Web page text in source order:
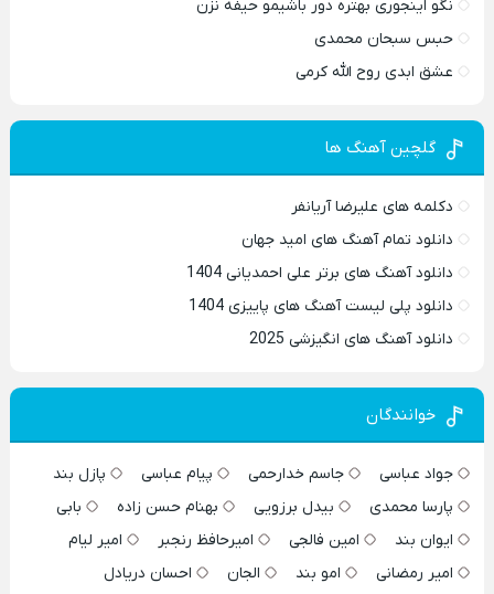
نگو اینجوری بهتره دور باشیمو حیفه نزن
حبس سبحان محمدی
عشق ابدی روح الله کرمی
گلچین آهنگ ها
دکلمه های علیرضا آریانفر
دانلود تمام آهنگ های امید جهان
دانلود آهنگ های برتر علی احمدیانی 1404
دانلود پلی لیست آهنگ های پاییزی 1404
دانلود آهنگ های انگیزشی 2025
خوانندگان
جواد عباسی جاسم خدارحمی پیام عباسی
پازل بند
پارسا محمدی
بیدل برزویی بهنام حسن زاده
بابی
ایوان بند
امین فالجی امیرحافظ رنجبر
امیر لیام
امیر رمضانی
امو بند الجان
احسان دریادل